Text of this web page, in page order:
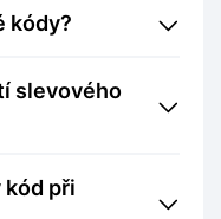
kódy?